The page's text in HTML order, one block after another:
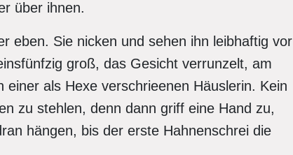
über ihnen.
eben. Sie nicken und sehen ihn leibhaftig vor
groß, das Gesicht verrunzelt, am
als Hexe verschrieenen Häuslerin. Kein
zu stehlen, denn dann griff eine Hand zu,
hängen, bis der erste Hahnenschrei die